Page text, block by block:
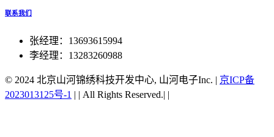
联系我们
张经理：13693615994
李经理：13283260988
© 2024 北京山河锦绣科技开发中心, 山河电子Inc. | 京ICP备
2023013125号-1 | | All Rights Reserved.| |